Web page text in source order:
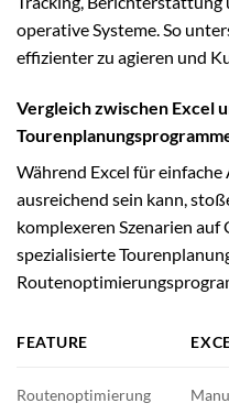
operative Systeme. So
effizienter zu agieren und
Vergleich zwischen Excel
Während Excel für
ausreichend sein kann,
komplexeren Szenarien auf
spezialisierte
FEATURE
Routenoptimierung